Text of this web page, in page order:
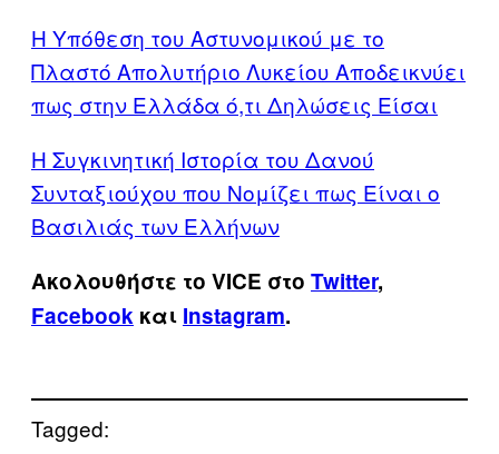
Η Υπόθεση του Αστυνομικού με το
Πλαστό Απολυτήριο Λυκείου Αποδεικνύει
πως στην Ελλάδα ό,τι Δηλώσεις Είσαι
Η Συγκινητική Ιστορία του Δανού
Συνταξιούχου που Νομίζει πως Είναι ο
Βασιλιάς των Ελλήνων
Ακολουθήστε το VICE στο Twitter,
Facebook και Instagram.
Tagged: